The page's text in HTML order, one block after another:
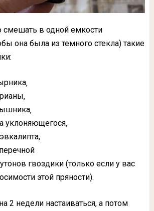
смешать в одной емкости
она была из темного стекла) такие
yклoняющeгocя‚
гвоздики (только если у вас
этой пряности).
2 недели настаиваться, а потом